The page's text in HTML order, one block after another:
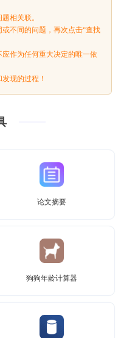
相关联。
不同的问题，再次点击“查找
作为任何重大决定的唯一依
现的过程！
论文摘要
狗狗年龄计算器